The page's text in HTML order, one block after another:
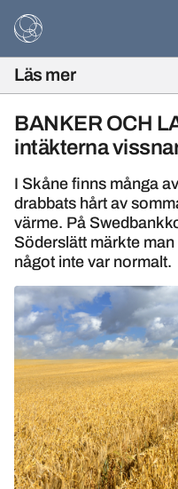
BANKER OCH
intäkterna
I Skåne finns många
drabbats hårt av
värme. På
Söderslätt märkte
något inte var normalt.
Läs mer